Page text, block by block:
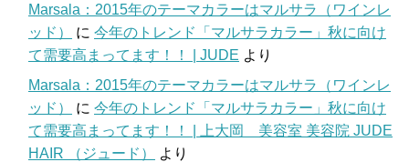
Marsala：2015年のテーマカラーはマルサラ（ワインレ
ッド）
に 今年のトレンド「マルサラカラー」秋に向け
て需要高まってます！！ | JUDE より
Marsala：2015年のテーマカラーはマルサラ（ワインレ
ッド）
に 今年のトレンド「マルサラカラー」秋に向け
て需要高まってます！！ | 上大岡 美容室 美容院 JUDE
HAIR （ジュード）
より